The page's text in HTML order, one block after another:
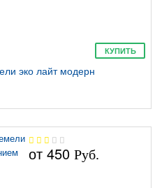
КУПИТЬ
эко лайт модерн
от450 Руб.